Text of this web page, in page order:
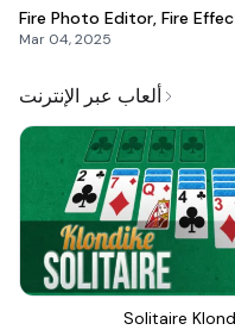
Fire Photo Editor, Fire
Mar 04, 2025
ألعاب عبر الإنترنت
Solitaire